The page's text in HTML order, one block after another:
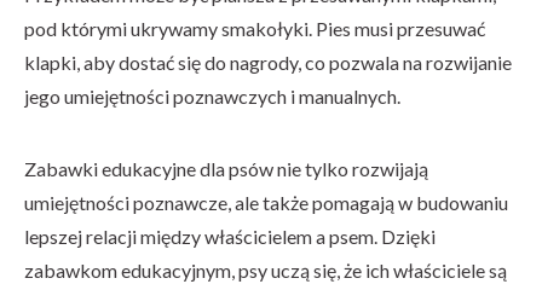
pod którymi ukrywamy smakołyki. Pies musi przesuwać
klapki, aby dostać się do nagrody, co pozwala na rozwijanie
jego umiejętności poznawczych i manualnych.
Zabawki edukacyjne dla psów nie tylko rozwijają
umiejętności poznawcze, ale także pomagają w budowaniu
lepszej relacji między właścicielem a psem. Dzięki
zabawkom edukacyjnym, psy uczą się, że ich właściciele są